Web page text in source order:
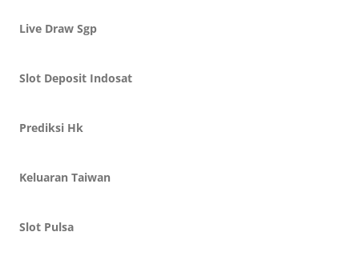
Live Draw Sgp
Slot Deposit Indosat
Prediksi Hk
Keluaran Taiwan
Slot Pulsa